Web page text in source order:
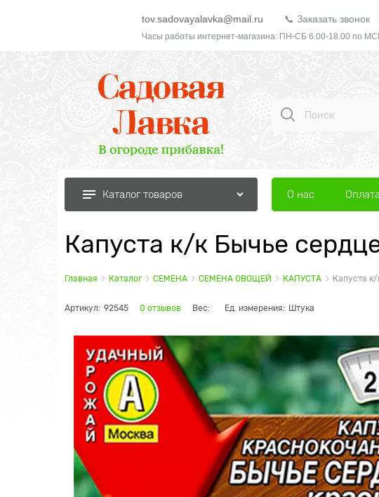
tov.sadovayalavka@mail.ru 📞 Заказать звонок
Часы работы интернет-магазина: ПН-СБ 6.00-18.00 по
Каталог товаров О нас Оплата
Капуста к/к Бычье
Главная Каталог СЕМЕНА СЕМЕНА ОВОЩЕЙ КАПУСТА Капуста
Артикул: 92545 0 отзывов Вес: Ед. измерения: Штука